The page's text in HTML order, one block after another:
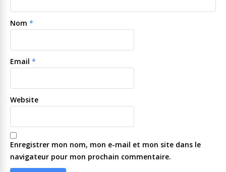
Nom *
Email *
Website
Enregistrer mon nom, mon e-mail et mon site dans le
navigateur pour mon prochain commentaire.